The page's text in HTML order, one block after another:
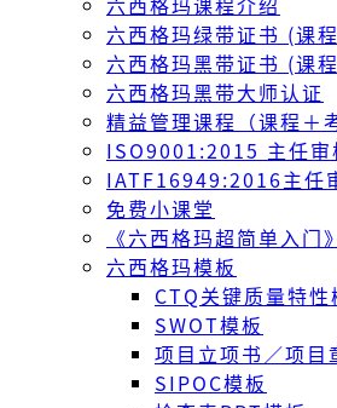
六西格玛绿带证书 (课程
六西格玛黑带证书 (课程
六西格玛黑带大师认证
精益管理课程（课程＋
ISO9001:2015 主任审
IATF16949:2016主任
免费小课堂
《六西格玛超简单入门
六西格玛模板
CTQ关键质量特性
SWOT模板
项目立项书／项目
SIPOC模板